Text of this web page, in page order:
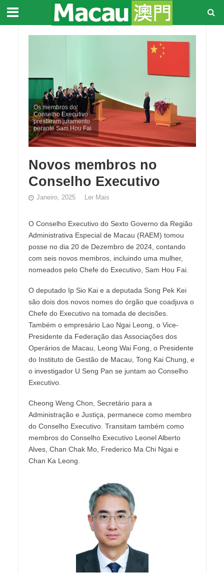
Os membros do
Conselho Executivo
prestaram juramento
perante Sam Hou Fai
Novos membros no
Conselho Executivo
Janeiro, 2025 Ler Mais
O Conselho Executivo do Sexto Governo da Região
Administrativa Especial de Macau (RAEM) tomou
posse no dia 20 de Dezembro de 2024, contando
com seis novos membros, incluindo uma mulher,
nomeados pelo Chefe do Executivo, Sam Hou Fai.
O deputado Ip Sio Kai e a deputada Song Pek Kei
são dois dos novos nomes do órgão que coadjuva o
Chefe do Executivo na tomada de decisões.
Também o empresário Lao Ngai Leong, o Vice-
Presidente da Federação das Associações dos
Operários de Macau, Leong Wai Fong, o Presidente
do Instituto de Gestão de Macau, Tong Kai Chung, e
o investigador U Seng Pan se juntam ao Conselho
Executivo.
Cheong Weng Chon, Secretário para a
Administração e Justiça, permanece como membro
do Conselho Executivo. Transitam também como
membros do Conselho Executivo Leonel Alberto
Alves, Chan Chak Mo, Frederico Ma Chi Ngai e
Chan Ka Leong.